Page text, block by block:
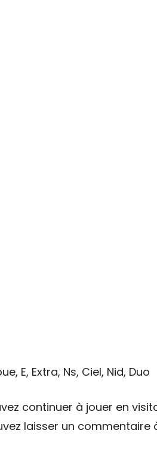
E, Extra, Ns, Ciel, Nid, Duo
continuer à jouer en
laisser un commentaire